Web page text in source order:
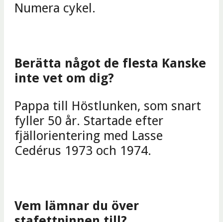
Numera cykel.
Berätta något de flesta Kanske
inte vet om dig?
Pappa till Höstlunken, som snart
fyller 50 år. Startade efter
fjällorientering med Lasse
Cedérus 1973 och 1974.
Vem lämnar du över